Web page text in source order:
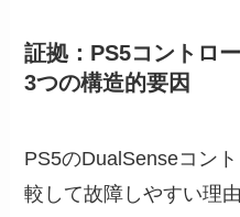
証拠：PS5コントロ
3つの構造的要因
PS5のDualSenseコン
較して故障しやすい理